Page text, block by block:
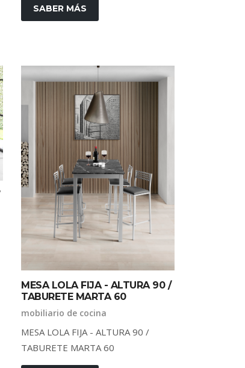
SABER MÁS
MESA LOLA FIJA - ALTURA 90 /
TABURETE MARTA 60
mobiliario de cocina
MESA LOLA FIJA - ALTURA 90 /
TABURETE MARTA 60